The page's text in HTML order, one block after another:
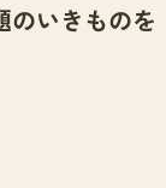
のいきものを